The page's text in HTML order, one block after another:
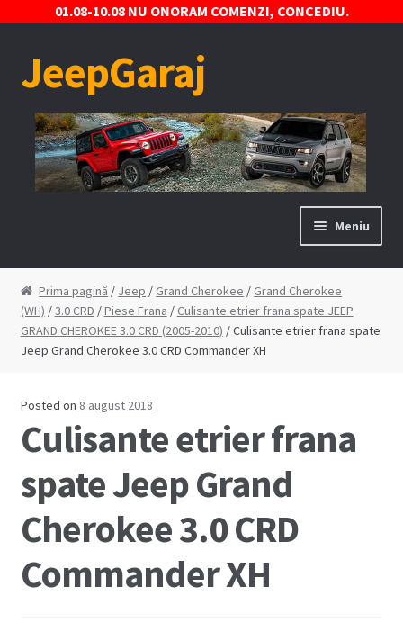
01.08-10.08 NU ONORAM COMENZI, CONCEDIU.
Sari
la
Sari
la
JeepGaraj
Meniu
Prima pagină
Contact
Coș
Despre Noi
Prima pagină / Jeep / Grand Cherokee / Grand Cherokee
(WH) /3.0 CRD /Piese Frana / Culisante etrier frana spate JEEP
GRAND CHEROKEE 3.0 CRD (2005-2010) / Culisante etrier frana spate
Jeep Grand Cherokee 3.0 CRD Commander XH
Posted on 8 august 2018
Culisante etrier frana
spate Jeep Grand
Cherokee 3.0 CRD
Commander XH